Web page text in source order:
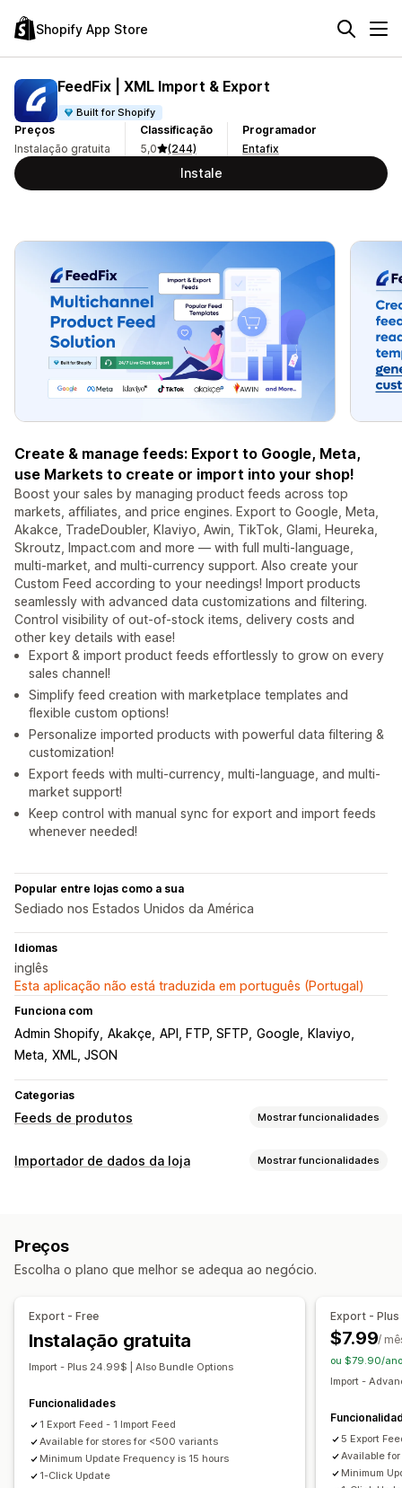
Shopify App Store
FeedFix | XML Import & Export
Built for Shopify
Preços
Instalação gratuita
Classificação
5,0
(244)
Programador
Entafix
Instale
Create & manage feeds: Export to Google, Meta,
use Markets to create or import into your shop!
Boost your sales by managing product feeds across top
markets, affiliates, and price engines. Export to Google, Meta,
Akakce, TradeDoubler, Klaviyo, Awin, TikTok, Glami, Heureka,
Skroutz, Impact.com and more — with full multi-language,
multi-market, and multi-currency support. Also create your
Custom Feed according to your needings! Import products
seamlessly with advanced data customizations and filtering.
Control visibility of out-of-stock items, delivery costs and
other key details with ease!
Export & import product feeds effortlessly to grow on every
sales channel!
Simplify feed creation with marketplace templates and
flexible custom options!
Personalize imported products with powerful data filtering &
customization!
Export feeds with multi-currency, multi-language, and multi-
market support!
Keep control with manual sync for export and import feeds
whenever needed!
Popular entre lojas como a sua
Sediado nos Estados Unidos da América
Idiomas
inglês
Esta aplicação não está traduzida em português (Portugal)
Funciona com
Admin Shopify Akakçe API, FTP, SFTP Google
Klaviyo
Meta XML, JSON
Categorias
Feeds de produtos Mostrar funcionalidades
Personalização de feeds
Inventário local
Multilingue Sincronização de variantes
Gestão de feeds
Sincronização de produtos
Sincronização programada
Otimização de feeds
Importador de dados da loja Mostrar funcionalidades
Sincronização de inventário
Sincronização de produtos
Sincronização em tempo real
Exportação em lote
Exportação programada
Importação programada
Assistência a ficheiros grandes
Coleções Metacampos
Preços
Escolha o plano que melhor se adequa ao negócio.
Export - Free
Instalação gratuita
Import - Plus 24.99$ | Also Bundle Options
Funcionalidades
1 Export Feed - 1 Import Feed
Available for stores for <500 variants
Minimum Update Frequency is 15 hours
1-Click Update
Export - Plus
$7.99/
ou $79.90/
Import -
5 Export
Available
Minimum